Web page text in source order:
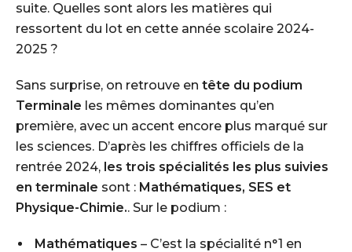
suite. Quelles sont alors les matières qui
ressortent du lot en cette année scolaire 2024-
2025 ?
Sans surprise, on retrouve en tête du podium
Terminale les mêmes dominantes qu’en
première, avec un accent encore plus marqué sur
les sciences. D’après les chiffres officiels de la
rentrée 2024, les trois spécialités les plus suivies
en terminale sont : Mathématiques, SES et
Physique-Chimie.. Sur le podium :
Mathématiques – C’est la spécialité n°1 en